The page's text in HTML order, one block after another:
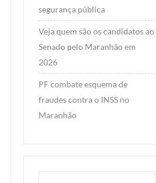
segurança pública
Veja quem são os candidatos ao
Senado pelo Maranhão em
2026
PF combate esquema de
fraudes contra o INSS no
Maranhão